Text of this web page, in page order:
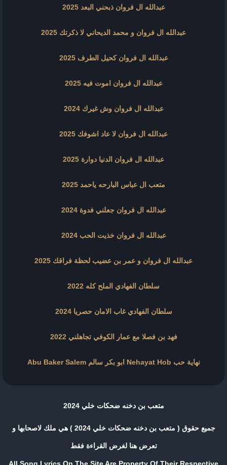
عبدالله ال فروان ذبحني البعد 2025
عبدالله ال فروان و محمد الديحاني لا ذكرتك 2025
عبدالله ال فروان كحيل الطرف 2025
عبدالله ال فروان اموت فيه 2025
عبدالله ال فروان وش غيرك 2024
عبدالله ال فروان لا عاد اشوفك 2025
عبدالله ال فروان الدنيا دوارة 2025
متعب ال عباس البارحه ياحمد 2025
عبدالله ال فروان جعلني فدوة 2024
عبدالله ال فروان خذيت الحب 2024
عبدالله ال فروان و عمر بن عضيب لحظة فراقك 2025
سلطان الفهادي الملح كله 2022
سلطان الفهادي غاب الامان حصريا 2024
فهد بن فصلا مع عمار الكوفي تجاهلني 2022
نهاية حب Nehayat Hob ابو بكر سالم Abu Baker Salem
متعب بن دخنه ضحكات خلي 2024
جميع حقوق ( متعب بن دخنه ضحكات خلي 2024 ) هي ملك لاصحابها و
تعرض هنا لغرض القراءة فقط
All Song Lyrics On The Site Are Property Of Their Respective